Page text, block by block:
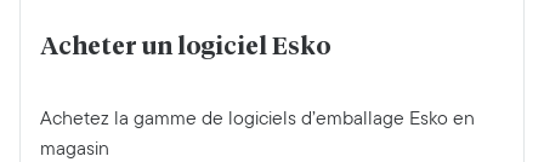
Acheter un logiciel Esko
Achetez la gamme de logiciels d’emballage Esko en
magasin